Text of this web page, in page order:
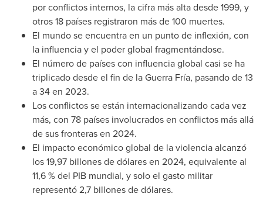
por conflictos internos, la cifra más alta desde 1999, y
otros 18 países registraron más de 100 muertes.
El mundo se encuentra en un punto de inflexión, con
la influencia y el poder global fragmentándose.
El número de países con influencia global casi se ha
triplicado desde el fin de la Guerra Fría, pasando de 13
a 34 en 2023.
Los conflictos se están internacionalizando cada vez
más, con 78 países involucrados en conflictos más allá
de sus fronteras en 2024.
El impacto económico global de la violencia alcanzó
los 19,97 billones de dólares en 2024, equivalente al
11,6 % del PIB mundial, y solo el gasto militar
representó 2,7 billones de dólares.